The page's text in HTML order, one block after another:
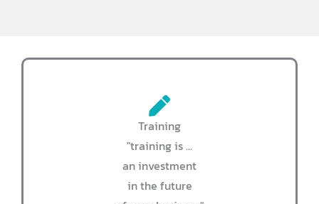
Training
"training is ...
an investment
in the future